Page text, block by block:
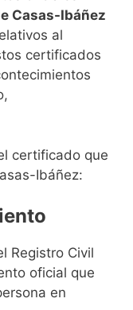
Casas-Ibáñez
al
certificados
certificado que
Ibáñez:
Registro Civil
oficial que
en